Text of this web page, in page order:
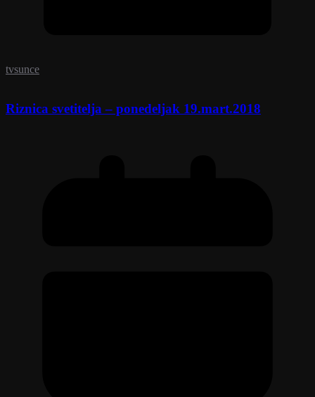
tvsunce
Riznica svetitelja – ponedeljak 19.mart.2018